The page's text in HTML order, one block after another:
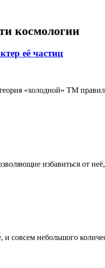
космологии
её частиц
«холодной» ТМ
избавиться от
совсем небольшого